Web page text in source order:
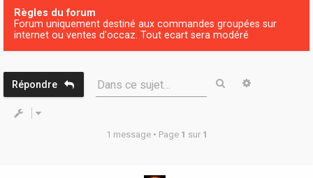
Règles du forum
Forum uniquement destiné aux commandes groupées sur
internet ou ventes d'occaz. Tout ecart sera modéré
Répondre Dans ce sujet… Rechercher
1 message • Page 1 sur 1